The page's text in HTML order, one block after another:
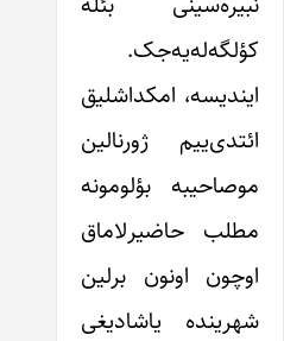
کؤلگه‌له‌یه‌جک.
ایندیسه، امکداشلیق
ائتدی‌ییم ژورنالین
موصاحیبه بؤلومونه
مطلب حاضیرلاماق
اوچون اونون برلین
شهرینده یاشادیغی